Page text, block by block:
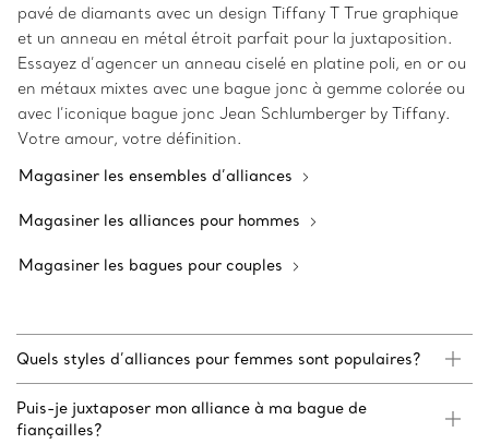
pavé de diamants avec un design Tiffany T True graphique
et un anneau en métal étroit parfait pour la juxtaposition.
Essayez d’agencer un anneau ciselé en platine poli, en or ou
en métaux mixtes avec une bague jonc à gemme colorée ou
avec l’iconique bague jonc Jean Schlumberger by Tiffany.
Votre amour, votre définition.
Magasiner les ensembles d’alliances
Magasiner les alliances pour hommes
Magasiner les bagues pour couples
Quels styles d’alliances pour femmes sont populaires?
Puis-je juxtaposer mon alliance à ma bague de
fiançailles?